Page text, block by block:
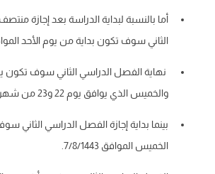
أما بالنسبة لبداية الدراسة بعد إجازة منتصف
الثاني سوف تكون بداية من يوم الأحد الموافق 13/6/1443.
نهاية الفصل الدراسي الثاني سوف تكون يوم
والخميس الذي يوافق يوم 22 و23 من شهر يوليو سنة 1443.
بينما بداية إجازة الفصل الدراسي الثاني سوف
الخميس الموافق 7/8/1443.